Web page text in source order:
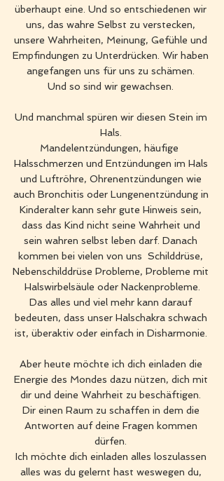
überhaupt eine. Und so entschiedenen wir
uns, das wahre Selbst zu verstecken,
unsere Wahrheiten, Meinung, Gefühle und
Empfindungen zu Unterdrücken. Wir haben
angefangen uns für uns zu schämen.
Und so sind wir gewachsen.
Und manchmal spüren wir diesen Stein im
Hals.
Mandelentzündungen, häufige
Halsschmerzen und Entzündungen im Hals
und Luftröhre, Ohrenentzündungen wie
auch Bronchitis oder Lungenentzündung in
Kinderalter kann sehr gute Hinweis sein,
dass das Kind nicht seine Wahrheit und
sein wahren selbst leben darf. Danach
kommen bei vielen von uns  Schilddrüse,
Nebenschilddrüse Probleme, Probleme mit
Halswirbelsäule oder Nackenprobleme.
Das alles und viel mehr kann darauf
bedeuten, dass unser Halschakra schwach
ist, überaktiv oder einfach in Disharmonie.
Aber heute möchte ich dich einladen die
Energie des Mondes dazu nützen, dich mit
dir und deine Wahrheit zu beschäftigen.
Dir einen Raum zu schaffen in dem die
Antworten auf deine Fragen kommen
dürfen.
Ich möchte dich einladen alles loszulassen
alles was du gelernt hast weswegen du,